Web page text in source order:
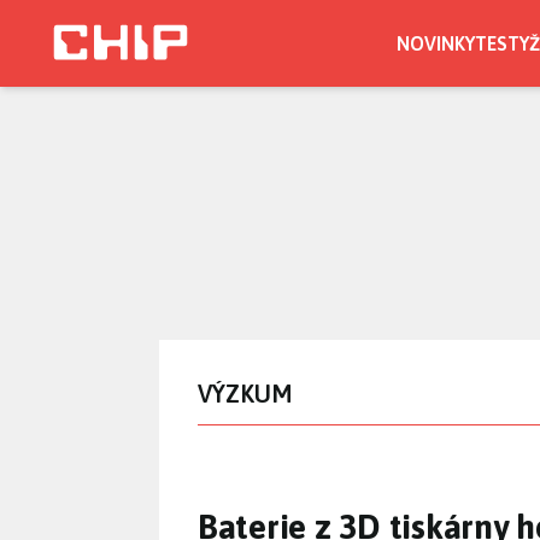
NOVINKYTESTY
VÝZKUM
Baterie z 3D tiskárny
Baterie z 3D tiskárny